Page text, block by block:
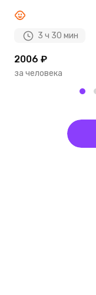
3 ч 30 мин
2006 ₽
за человека